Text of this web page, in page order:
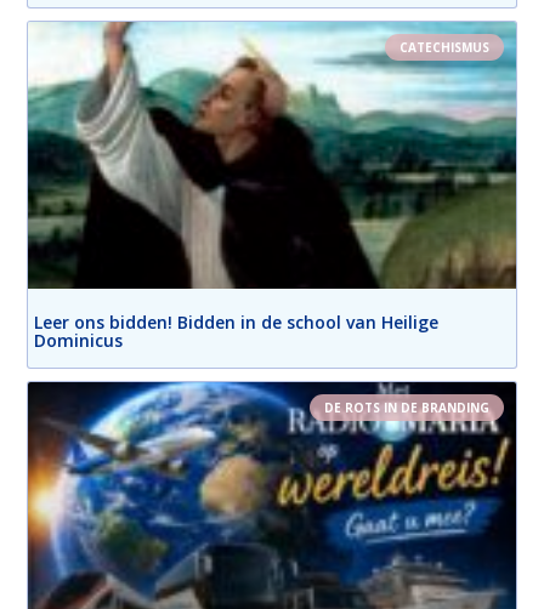
CATECHISMUS
Leer ons bidden! Bidden in de school van Heilige
Dominicus
DE ROTS IN DE BRANDING